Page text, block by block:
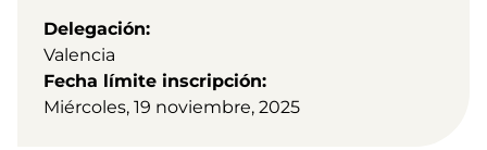
Delegación
Valencia
Fecha límite inscripción
Miércoles, 19 noviembre, 2025